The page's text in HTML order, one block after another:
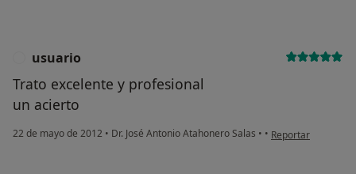
usuario
Trato excelente y profesional
un acierto
22 de mayo de 2012 • Dr. José Antonio Atahonero Salas • • en opinión del
Reportar